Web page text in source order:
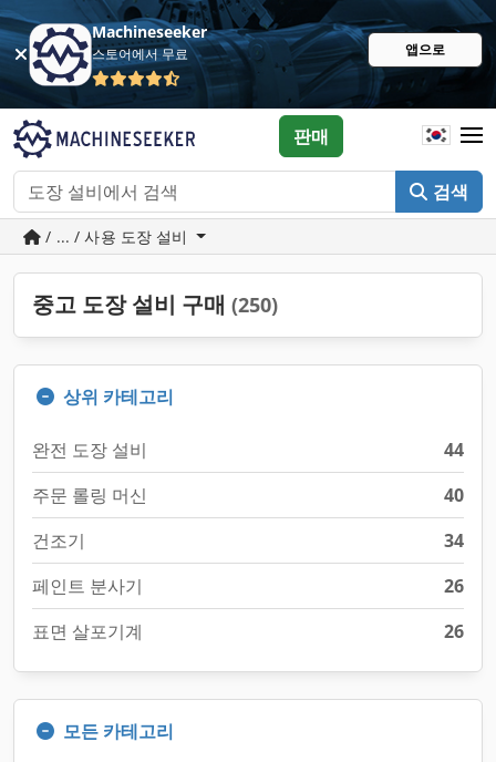
Machineseeker
스토어에서 무료 앱으로
검색
판매
/ ... / 사용 도장 설비
중고 도장 설비 구매 (250)
상위 카테고리
완전 도장 설비
44
주문 롤링 머신
40
건조기
34
페인트 분사기
26
표면 살포기계
26
모든 카테고리